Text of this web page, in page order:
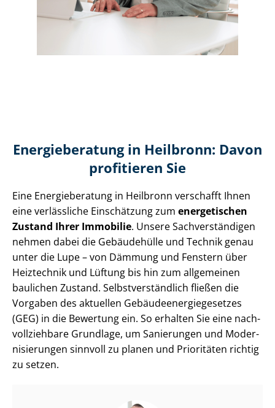
Energieberatung in Heilbronn: Davon
profitieren Sie
Eine Energieberatung in Heilbronn verschafft Ihnen
eine verlässliche Einschätzung zum energetischen
Zustand Ihrer Immobilie. Unsere Sach­ver­stän­di­gen
nehmen dabei die Gebäudehülle und Technik genau
unter die Lupe – von Dämmung und Fenstern über
Heiztechnik und Lüftung bis hin zum allgemeinen
baulichen Zustand. Selbst­ver­ständ­lich fließen die
Vorgaben des aktuellen Ge­bäu­de­en­er­gie­ge­set­zes
(GEG) in die Bewertung ein. So erhalten Sie eine nach­
voll­zieh­ba­re Grundlage, um Sanierungen und Mo­der­
ni­sie­run­gen sinnvoll zu planen und Prioritäten richtig
zu setzen.